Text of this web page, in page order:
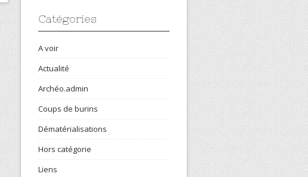
Catégories
A voir
Actualité
Archéo.admin
Coups de burins
Dématérialisations
Hors catégorie
Liens